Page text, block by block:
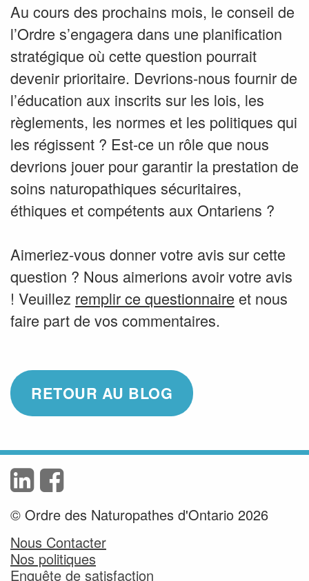
Au cours des prochains mois, le conseil de
l’Ordre s’engagera dans une planification
stratégique où cette question pourrait
devenir prioritaire. Devrions-nous fournir de
l’éducation aux inscrits sur les lois, les
règlements, les normes et les politiques qui
les régissent ? Est-ce un rôle que nous
devrions jouer pour garantir la prestation de
soins naturopathiques sécuritaires,
éthiques et compétents aux Ontariens ?
Aimeriez-vous donner votre avis sur cette
question ? Nous aimerions avoir votre avis
! Veuillez remplir ce questionnaire et nous
faire part de vos commentaires.
RETOUR AU BLOG
© Ordre des Naturopathes d'Ontario 2026
Nous Contacter
Nos politiques
Enquête de satisfaction